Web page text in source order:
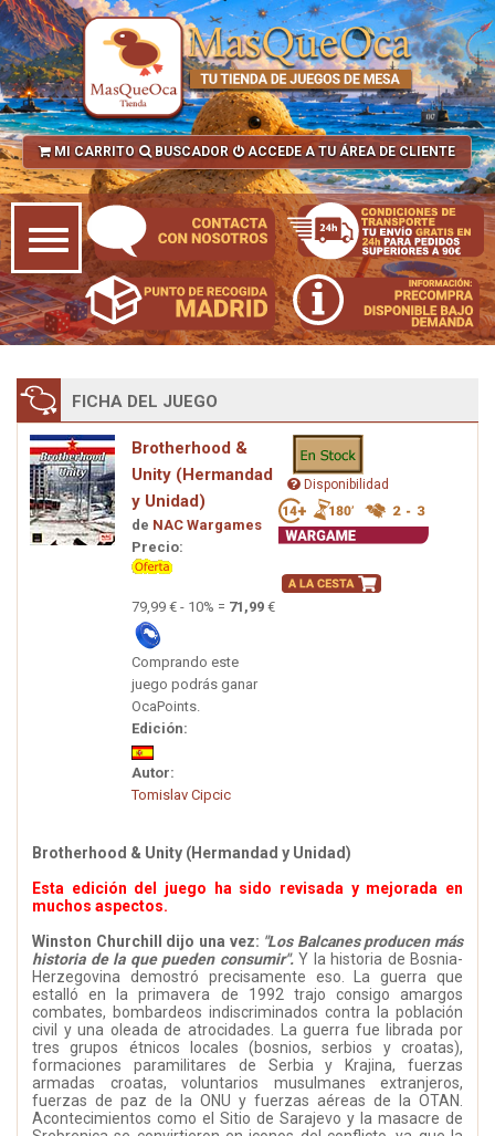
MI CARRITO BUSCADOR ACCEDE A TU ÁREA DE CLIENTE
FICHA DEL JUEGO
Brotherhood &
Unity (Hermandad
y Unidad)
de NAC Wargames
Precio:
79,99 € - 10% = 71,99 €
Comprando este
juego podrás ganar
OcaPoints.
Edición:
Autor:
Tomislav Cipcic
Disponibilidad
Brotherhood & Unity (Hermandad y Unidad)
Esta edición del juego ha sido revisada y mejorada en
muchos aspectos.
Winston Churchill dijo una vez: "Los Balcanes producen más
historia de la que pueden consumir".Y la historia de Bosnia-
Herzegovina demostró precisamente eso. La guerra que
estalló en la primavera de 1992 trajo consigo amargos
combates, bombardeos indiscriminados contra la población
civil y una oleada de atrocidades. La guerra fue librada por
tres grupos étnicos locales (bosnios, serbios y croatas),
formaciones paramilitares de Serbia y Krajina, fuerzas
armadas croatas, voluntarios musulmanes extranjeros,
fuerzas de paz de la ONU y fuerzas aéreas de la OTAN.
Acontecimientos como el Sitio de Sarajevo y la masacre de